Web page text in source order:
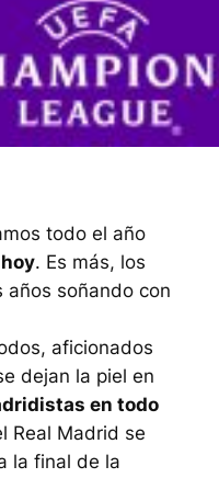
todo el año
. Es más, los
años soñando con
aficionados
dejan la piel en
en todo
Real Madrid se
la final de la